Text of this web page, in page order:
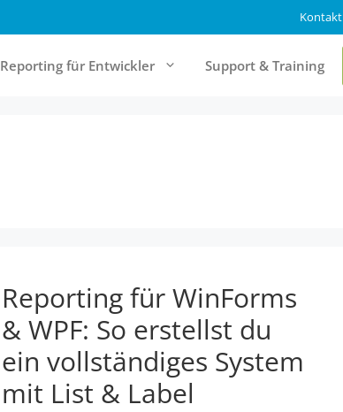
Kontakt
Reporting für Entwickler
Referenzen
Newsletter
Support & Training
Reporting für WinForms
& WPF: So erstellst du
ein vollständiges System
mit List & Label